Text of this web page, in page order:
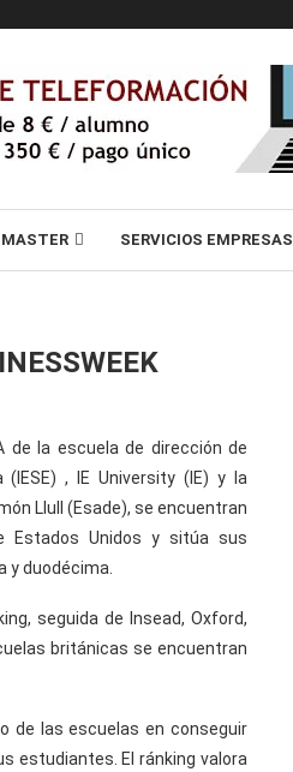
MASTER SERVICIOS EMPRESAS
de la escuela de dirección de
, IE University (IE) y la
Llull (Esade), se encuentran
Estados Unidos y sitúa sus
y duodécima.
seguida de Insead, Oxford,
británicas se encuentran
de las escuelas en conseguir
estudiantes. El ránking valora